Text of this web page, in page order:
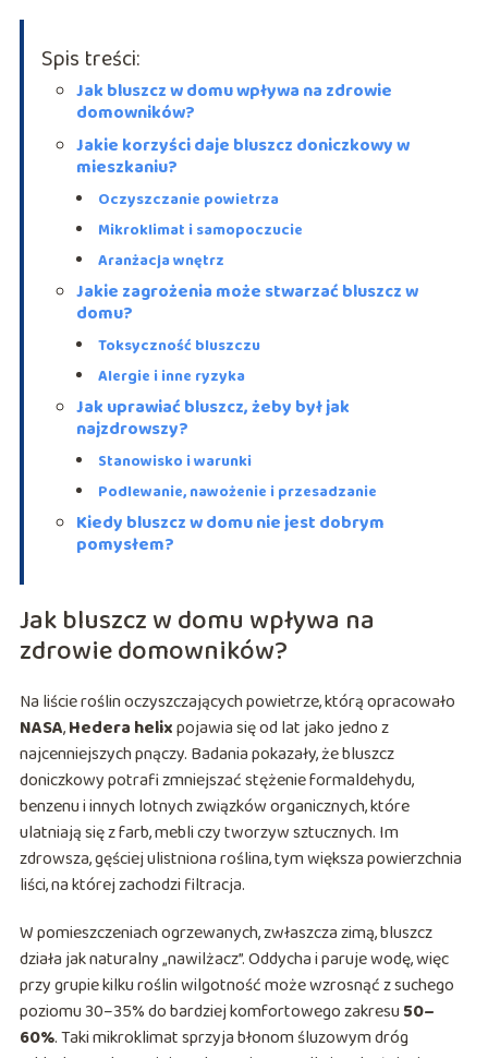
Spis treści:
Jak bluszcz w domu wpływa na zdrowie
domowników?
Jakie korzyści daje bluszcz doniczkowy w
mieszkaniu?
Oczyszczanie powietrza
Mikroklimat i samopoczucie
Aranżacja wnętrz
Jakie zagrożenia może stwarzać bluszcz w
domu?
Toksyczność bluszczu
Alergie i inne ryzyka
Jak uprawiać bluszcz, żeby był jak
najzdrowszy?
Stanowisko i warunki
Podlewanie, nawożenie i przesadzanie
Kiedy bluszcz w domu nie jest dobrym
pomysłem?
Jak bluszcz w domu wpływa na
zdrowie domowników?
Na liście roślin oczyszczających powietrze, którą opracowało
NASA,Hedera helixpojawia się od lat jako jedno z
najcenniejszych pnączy. Badania pokazały, że bluszcz
doniczkowy potrafi zmniejszać stężenie formaldehydu,
benzenu i innych lotnych związków organicznych, które
ulatniają się z farb, mebli czy tworzyw sztucznych. Im
zdrowsza, gęściej ulistniona roślina, tym większa powierzchnia
liści, na której zachodzi filtracja.
W pomieszczeniach ogrzewanych, zwłaszcza zimą, bluszcz
działa jak naturalny „nawilżacz”. Oddycha i paruje wodę, więc
przy grupie kilku roślin wilgotność może wzrosnąć z suchego
poziomu 30–35% do bardziej komfortowego zakresu50–
60%. Taki mikroklimat sprzyja błonom śluzowym dróg